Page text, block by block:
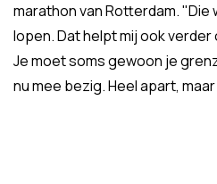
marathon van Rotterdam. "Die
lopen. Dat helpt mij ook
Je moet soms gewoon je
nu mee bezig. Heel apart,